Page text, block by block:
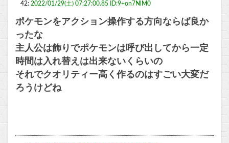
42: 2022/01/29(土) 07:27:00.85 ID:9+on7NlM0
ポケモンをアクション操作する方向ならば良か
ったな
主人公は飾りでポケモンは呼び出してから一定
時間は入れ替えは出来ないくらいの
それでクオリティー高く作るのはすごい大変だ
ろうけどね